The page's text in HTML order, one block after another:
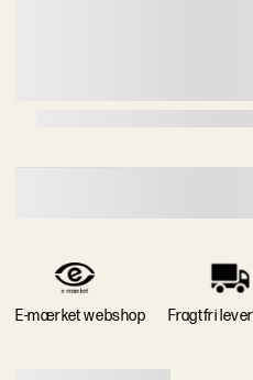
E-mærket webshop Fragtfri